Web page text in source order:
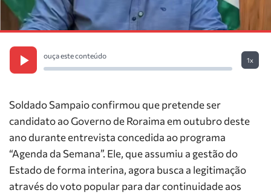
ouça este conteúdo
1x
Soldado Sampaio confirmou que pretende ser
candidato ao Governo de Roraima em outubro deste
ano durante entrevista concedida ao programa
“Agenda da Semana”. Ele, que assumiu a gestão do
Estado de forma interina, agora busca a legitimação
através do voto popular para dar continuidade aos